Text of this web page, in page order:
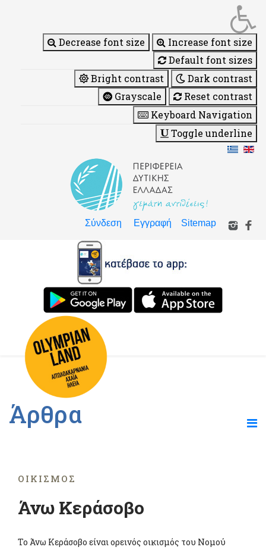
Decrease font size
Increase font size
Default font sizes
Bright contrast
Dark contrast
Grayscale
Reset contrast
Keyboard Navigation
Toggle underline
Σύνδεση Εγγραφή Sitemap
Άρθρα
ΟΙΚΙΣΜΌΣ
Άνω Κεράσοβο
Το Άνω Κεράσοβο είναι ορεινός οικισμός του Νομού